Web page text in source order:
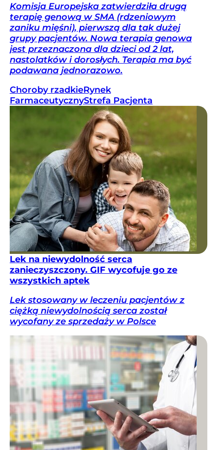
Komisja Europejska zatwierdziła drugą
terapię genową w SMA (rdzeniowym
zaniku mięśni), pierwszą dla tak dużej
grupy pacjentów. Nowa terapia genowa
jest przeznaczona dla dzieci od 2 lat,
nastolatków i dorosłych. Terapia ma być
podawana jednorazowo.
Choroby rzadkieRynek
FarmaceutycznyStrefa Pacjenta
Lek na niewydolność serca
zanieczyszczony. GIF wycofuje go ze
wszystkich aptek
Lek stosowany w leczeniu pacjentów z
ciężką niewydolnością serca został
wycofany ze sprzedaży w Polsce